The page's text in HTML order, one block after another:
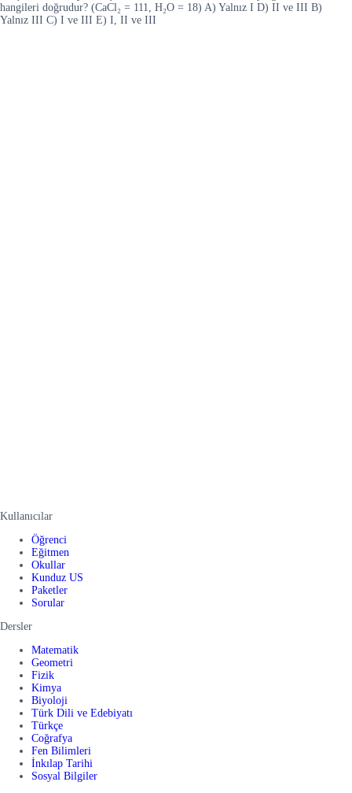
hangileri doğrudur? (CaCl₂ = 111, H₂O = 18) A) Yalnız I D) II ve III B)
Yalnız III C) I ve III E) I, II ve III
Kullanıcılar
Öğrenci
Eğitmen
Okullar
Kunduz US
Paketler
Sorular
Dersler
Matematik
Geometri
Fizik
Kimya
Biyoloji
Türk Dili ve Edebiyatı
Türkçe
Coğrafya
Fen Bilimleri
İnkılap Tarihi
Sosyal Bilgiler